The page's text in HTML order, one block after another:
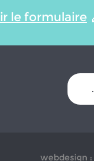
le formulaire
.
webdesign :